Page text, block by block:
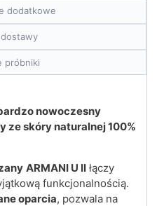
dodatkowe
dostawy
próbniki
nowoczesny
ze skóry naturalnej 100%
ARMANI U II łączy
funkcjonalnością.
oparcia, pozwala na